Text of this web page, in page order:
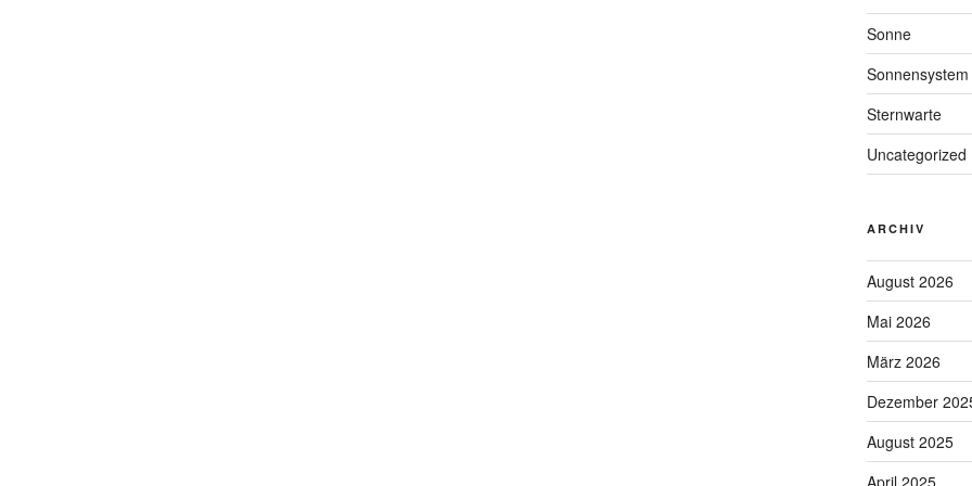
Sonne
Sonnensystem
Sternwarte
Uncategorized
ARCHIV
August 2026
Mai 2026
März 2026
Dezember
August 2025